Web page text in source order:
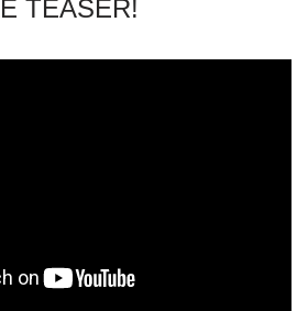
TEASER!